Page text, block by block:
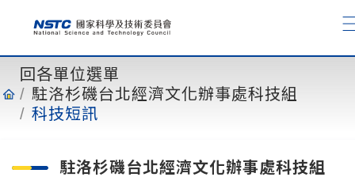
回各單位選單
駐洛杉磯台北經濟文化辦事處科技組
科技短訊
駐洛杉磯台北經濟文化辦事處科技組